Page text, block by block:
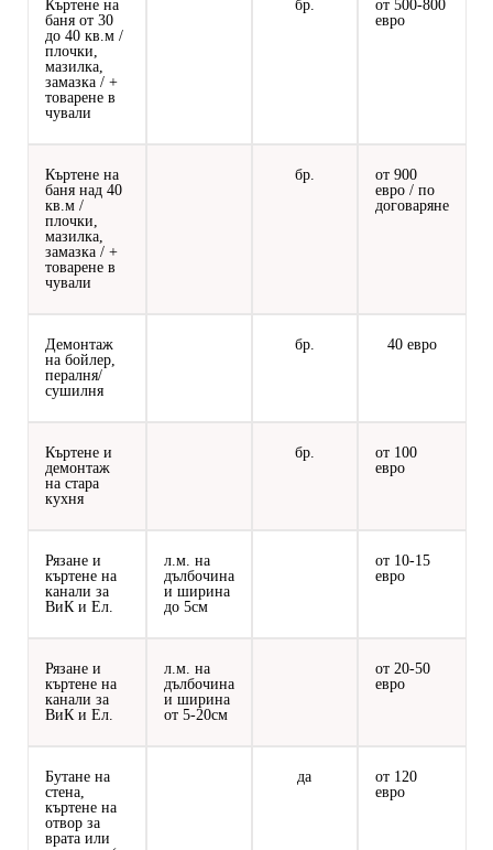
Къртене на
баня от 30
до 40 кв.м /
плочки,
мазилка,
замазка / +
товарене в
чували
бр.
от 500-800
евро
Къртене на
баня над 40
кв.м /
плочки,
мазилка,
замазка / +
товарене в
чували
бр.
от 900
евро / по
договаряне
Демонтаж
на бойлер,
пералня/
сушилня
бр. 40 евро
Къртене и
демонтаж
на стара
кухня
бр.
от 100
евро
Рязане и
къртене на
канали за
ВиК и Ел.
л.м. на
дълбочина
и ширина
до 5см
от 10-15
евро
Рязане и
къртене на
канали за
ВиК и Ел.
л.м. на
дълбочина
и ширина
от 5-20см
от 20-50
евро
Бутане на
стена,
къртене на
отвор за
врата или
да
от 120
евро